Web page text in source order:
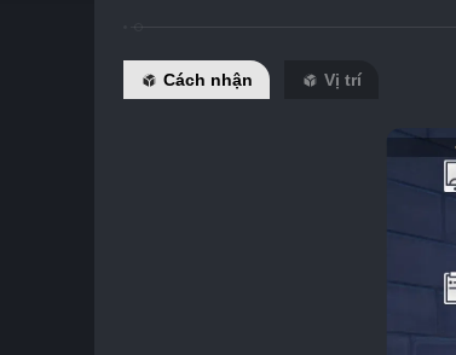
Cách nhận Vị trí